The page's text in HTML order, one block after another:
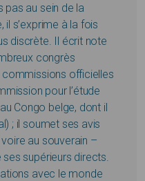
pas au sein de la
s’exprime à la fois
discrète. Il écrit note
congrès
officielles
pour l’étude
Congo belge, dont il
; il soumet ses avis
au souverain –
supérieurs directs.
avec le monde